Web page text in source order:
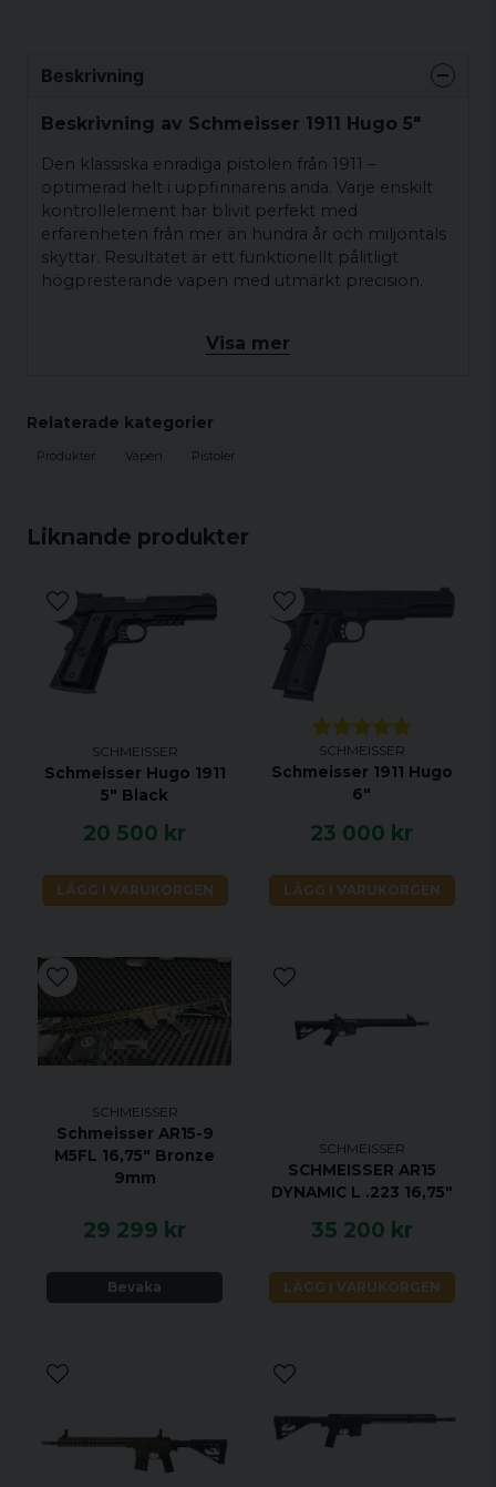
Liknande produkter
SCHMEISSER
Schmeisser Hugo 1911
5" Black
20 500 kr
LÄGG I VARUKORGEN
SCHMEISSER
Schmeisser 1911 Hugo
6"
23 000 kr
LÄGG I VARUKORGEN
SCHMEISSER
Schmeisser AR15-9
M5FL 16,75" Bronze
9mm
29 299 kr
Bevaka
SCHMEISSER
SCHMEISSER AR15
DYNAMIC L .223 16,75"
35 200 kr
LÄGG I VARUKORGEN
Beskrivning
Beskrivning av Schmeisser 1911 Hugo 5"
Den klassiska enradiga pistolen från 1911 –
optimerad helt i uppfinnarens anda. Varje enskilt
kontrollelement har blivit perfekt med
erfarenheten från mer än hundra år och miljontals
skyttar. Resultatet är ett funktionellt pålitligt
högpresterande vapen med utmärkt precision.
Visa mer
Relaterade kategorier
Produkter Vapen Pistoler